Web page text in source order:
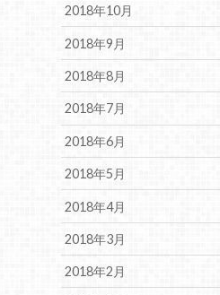
2018年10月
2018年9月
2018年8月
2018年7月
2018年6月
2018年5月
2018年4月
2018年3月
2018年2月